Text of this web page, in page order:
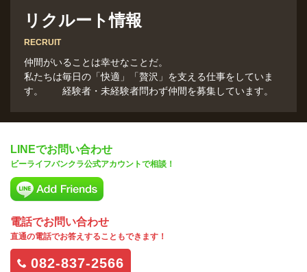
リクルート情報
RECRUIT
仲間がいることは幸せなことだ。
私たちは毎日の「快適」「贅沢」を支える仕事をしていま
す。 経験者・未経験者問わず仲間を募集しています。
LINEでお問い合わせ
ビーライフバンクラ公式アカウントで相談！
電話でお問い合わせ
直通の電話でお答えすることもできます！
082-837-2566